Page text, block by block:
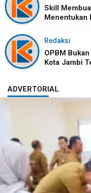
Skill
Menentukan
Redaksi
OPBM
Kota Jambi
ADVERTORIAL